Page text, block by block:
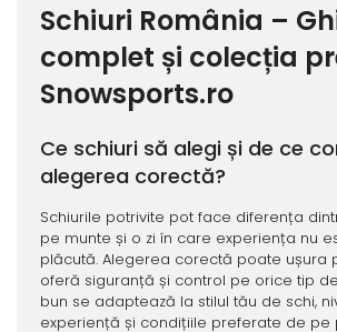
Schiuri România –
complet și colecția
Snowsports.ro
Ce schiuri să alegi și de ce
alegerea corectă?
Schiurile potrivite pot face diferența
pe munte și o zi în care experiența nu
plăcută. Alegerea corectă poate ușura
oferă siguranță și control pe orice tip
bun se adaptează la stilul tău de schi,
experiență și condițiile preferate de pe